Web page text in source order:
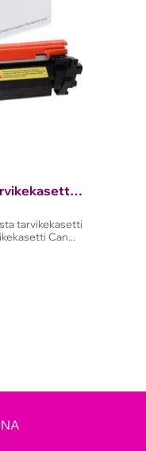
CRG 047H, musta tarvikekasetti 4000 sivua!
tarvikekasetti
Can...